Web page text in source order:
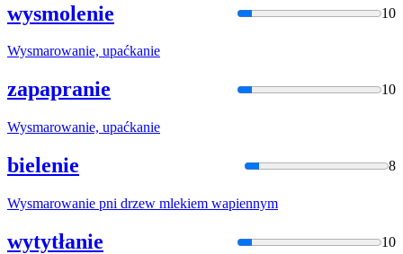
wysmolenie 10
Wysmarowanie, upaćkanie
zapapranie 10
Wysmarowanie, upaćkanie
bielenie 8
Wysmarowanie pni drzew mlekiem wapiennym
wytytłanie 10